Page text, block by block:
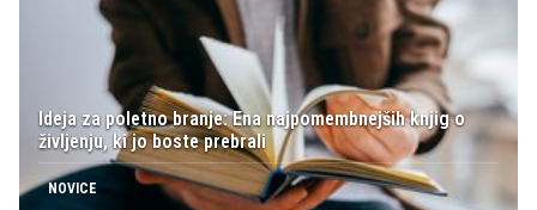
Ideja za poletno branje: Ena najpomembnejših knjig o
življenju, ki jo boste prebrali
NOVICE